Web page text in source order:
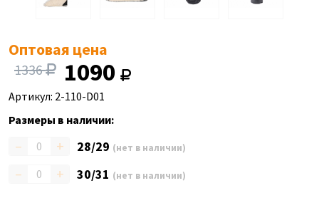
Оптовая цена
1336 1090
Артикул: 2-110-D01
Размеры в наличии:
– + 28/29 (нет в наличии)
– + 30/31 (нет в наличии)